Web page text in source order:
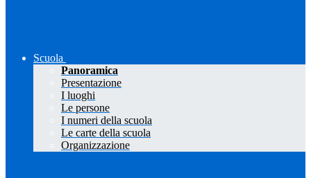
Scuola
Panoramica
Presentazione
I luoghi
Le persone
I numeri della scuola
Le carte della scuola
Organizzazione